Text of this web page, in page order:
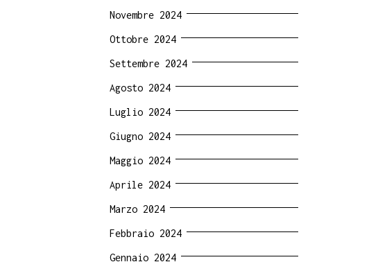
Novembre 2024
Ottobre 2024
Settembre 2024
Agosto 2024
Luglio 2024
Giugno 2024
Maggio 2024
Aprile 2024
Marzo 2024
Febbraio 2024
Gennaio 2024